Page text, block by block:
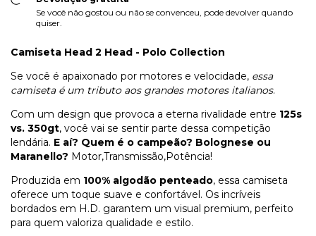
Se você não gostou ou não se convenceu, pode devolver quando
quiser.
Camiseta Head 2 Head - Polo Collection
Se você é apaixonado por motores e velocidade, essa
camiseta é um tributo aos grandes motores italianos.
Com um design que provoca a eterna rivalidade entre 125s
vs. 350gt, você vai se sentir parte dessa competição
lendária. E aí? Quem é o campeão? Bolognese ou
Maranello? Motor,Transmissão,Potência!
Produzida em 100% algodão penteado, essa camiseta
oferece um toque suave e confortável. Os incríveis
bordados em H.D. garantem um visual premium, perfeito
para quem valoriza qualidade e estilo.